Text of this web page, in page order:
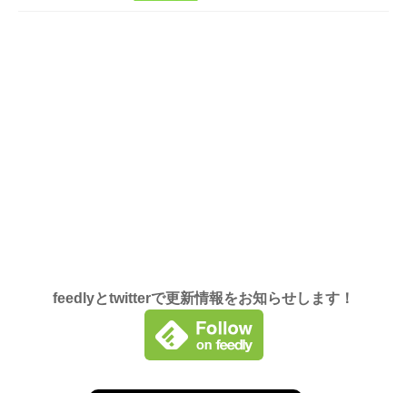
feedlyとtwitterで更新情報をお知らせします！